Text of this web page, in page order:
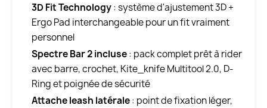
3D Fit Technology: système d'ajustement 3D +
Ergo Pad interchangeable pour un fit vraiment
personnel
Spectre Bar 2 incluse: pack complet prêt à rider
avec barre, crochet, Kite_knife Multitool 2.0, D-
Ring et poignée de sécurité
Attache leash latérale: point de fixation léger,